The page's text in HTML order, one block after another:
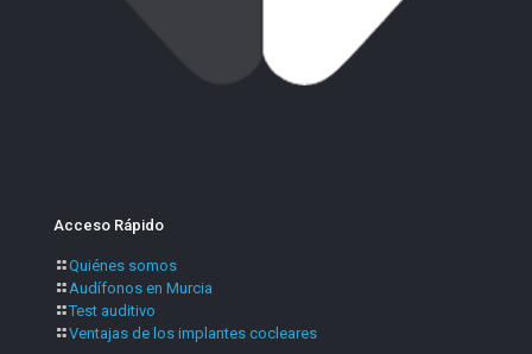
Acceso Rápido
Quiénes somos
Audífonos en Murcia
Test auditivo
Ventajas de los implantes cocleares